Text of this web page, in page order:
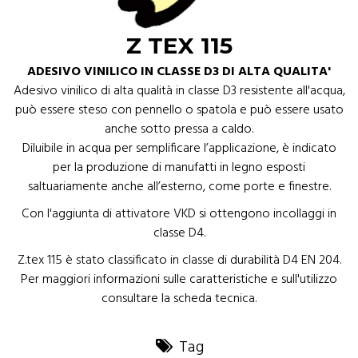
Z TEX 115
ADESIVO VINILICO IN CLASSE D3 DI ALTA QUALITA'
Adesivo vinilico di alta qualità in classe D3 resistente all'acqua,
può essere steso con pennello o spatola e può essere usato
anche sotto pressa a caldo.
Diluibile in acqua per semplificare l’applicazione, è indicato
per la produzione di manufatti in legno esposti
saltuariamente anche all’esterno, come porte e finestre.
Con l'aggiunta di attivatore VKD si ottengono incollaggi in
classe D4.
Z.tex 115 è stato classificato in classe di durabilità D4 EN 204.
Per maggiori informazioni sulle caratteristiche e sull'utilizzo
consultare la scheda tecnica.
Tag